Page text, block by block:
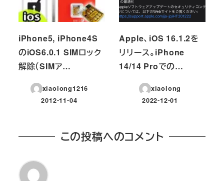
iPhone5, iPhone4S
のiOS6.0.1 SIMロック
解除（SIMア…
xiaolong1216
投稿日
2012-11-04
Apple、iOS 16.1.2を
リリース。iPhone
14/14 Proでの…
xiaolong
投稿日
2022-12-01
この投稿へのコメント